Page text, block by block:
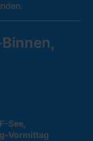
See,
Vormittag